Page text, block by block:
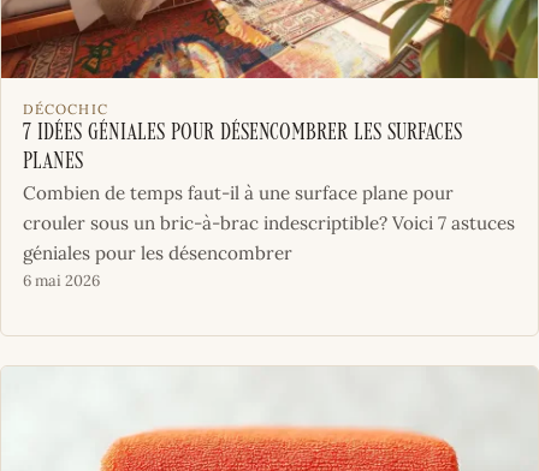
DÉCOCHIC
7 idées géniales pour désencombrer les surfaces
planes
Combien de temps faut-il à une surface plane pour
crouler sous un bric-à-brac indescriptible? Voici 7 astuces
géniales pour les désencombrer
6 mai 2026